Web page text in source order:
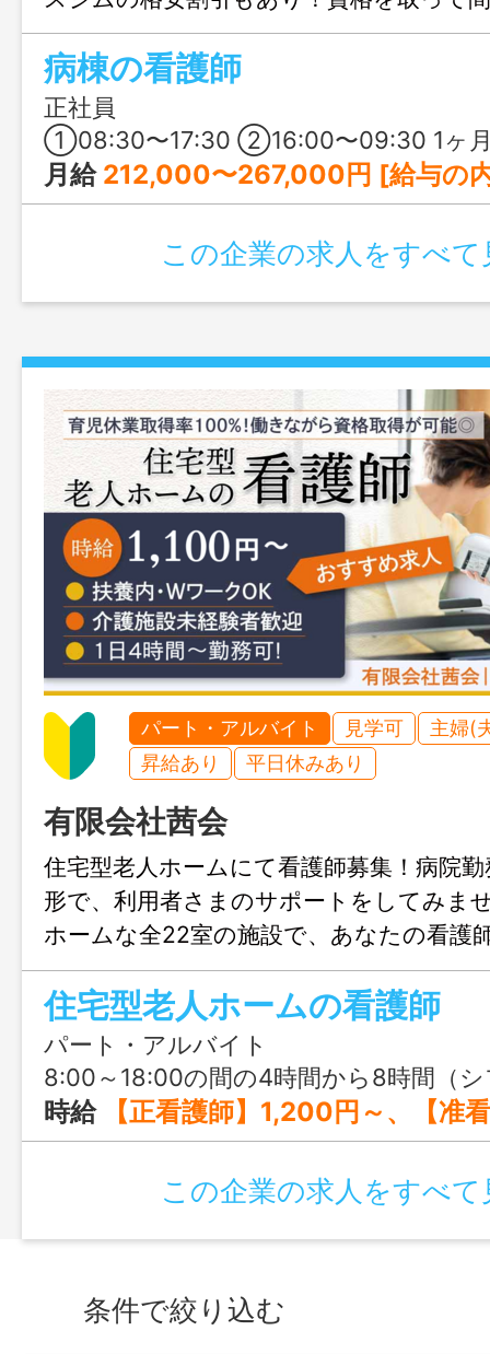
ランクがある方でも仕事を覚えやすい制
ます。
病棟の看護師
正社員
①08:30〜17:30 ②16:00〜09:30 1ヶ月単位の変形労働時間制 ①②の交
月給 212,000〜267,000円 [給与の内訳] 基本給：185,000～240,000円 技能手当
この企業の求人をすべて
パート・アルバイト 見学可
主婦(
昇給あり
平日休みあり
有限会社茜会
住宅型老人ホームにて看護師募集！病院
形で、利用者さまのサポートをしてみま
ホームな全22室の施設で、あなたの看護
ます。施設勤務未経験者大歓迎。経験者
トします。
住宅型老人ホームの看護師
パート・アルバイト
8:00～18:00の間の4時間から8時間（シフトによる） ＊ご希
時給 【正看護師】1,200円～、【准看
この企業の求人をすべて
条件で絞り込む